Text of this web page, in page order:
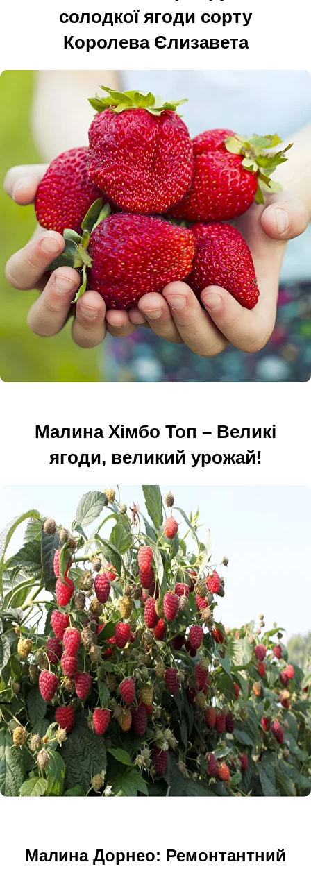
солодкої ягоди сорту
Королева Єлизавета
Малина Хімбо Топ – Великі
ягоди, великий урожай!
Малина Дорнео: Ремонтантний